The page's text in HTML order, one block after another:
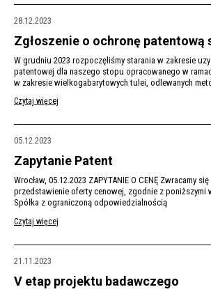
28.12.2023
Zgłoszenie o ochronę patentową
W grudniu 2023 rozpoczęliśmy starania w zakresie
patentowej dla naszego stopu opracowanego w
w zakresie wielkogabarytowych tulei, odlewanych
Czytaj więcej
05.12.2023
Zapytanie Patent
Wrocław, 05.12.2023 ZAPYTANIE O CENĘ Zwracamy
przedstawienie oferty cenowej, zgodnie z poniższymi
Spółka z ograniczoną
Czytaj więcej
21.11.2023
V etap projektu badawczego